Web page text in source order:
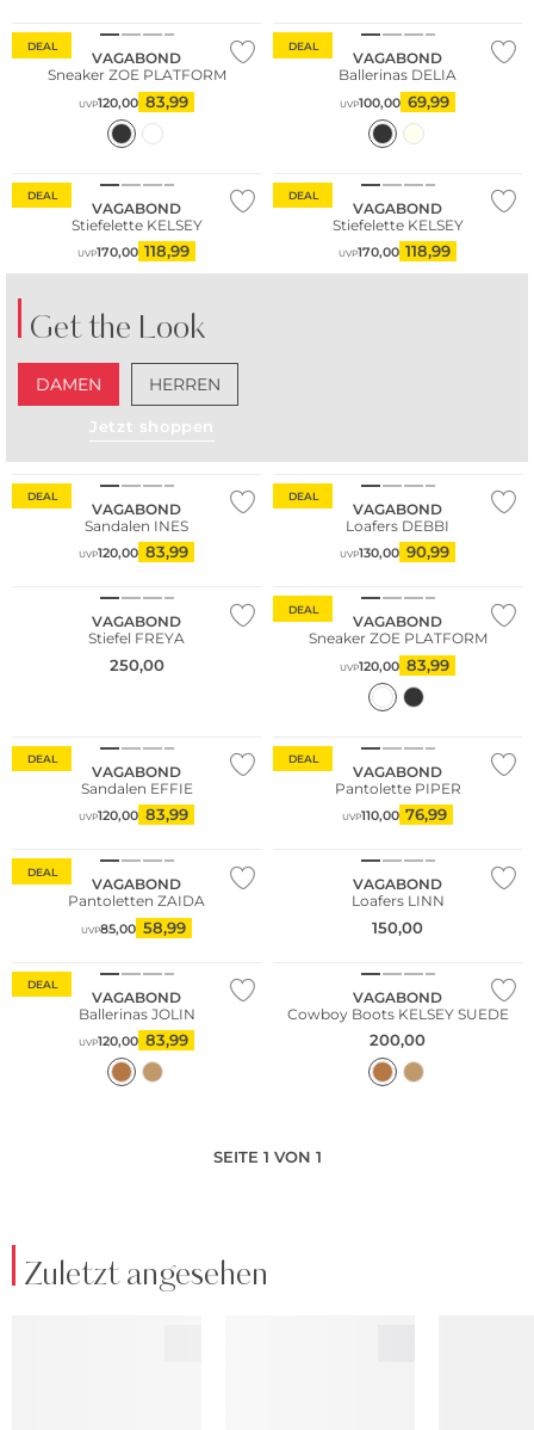
DEAL
VAGABOND
Sneaker ZOE PLATFORM
UVP120,00 83,99
DEAL
VAGABOND
Ballerinas DELIA
UVP100,00 69,99
DEAL
VAGABOND
Stiefelette KELSEY
UVP170,00 118,99
DEAL
VAGABOND
Stiefelette KELSEY
UVP170,00 118,99
Get the Look
DAMEN HERREN
Jetzt shoppen
DEAL
VAGABOND
Sandalen INES
UVP120,00 83,99
DEAL
VAGABOND
Loafers DEBBI
UVP130,00 90,99
VAGABOND
Stiefel FREYA
250,00
DEAL
VAGABOND
Sneaker ZOE PLATFORM
UVP120,00 83,99
DEAL
VAGABOND
Sandalen EFFIE
UVP120,00 83,99
DEAL
VAGABOND
Pantolette PIPER
UVP110,00 76,99
DEAL
VAGABOND
Pantoletten ZAIDA
UVP85,00 58,99
VAGABOND
Loafers LINN
150,00
DEAL
VAGABOND
Ballerinas JOLIN
UVP120,00 83,99
VAGABOND
Cowboy Boots KELSEY SUEDE
200,00
SEITE 1 VON 1
Zuletzt angesehen